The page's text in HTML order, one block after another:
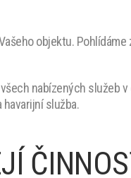
FACILITY
STŘEDNÍ
objektu.
všech nabízených
služba.